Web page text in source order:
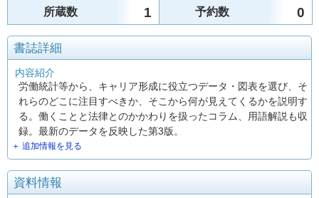
所蔵数 1 予約数 0
書誌詳細
内容紹介
労働統計等から、キャリア形成に役立つデータ・図表を選び、そ
れらのどこに注目すべきか、そこから何が見えてくるかを説明す
る。働くことと法律とのかかわりを扱ったコラム、用語解説も収
録。最新のデータを反映した第3版。
＋ 追加情報を見る
資料情報